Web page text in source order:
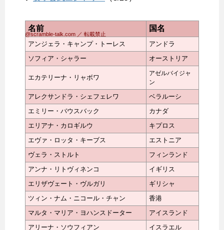
@scramble-talk.com ／ 転載禁止
名前 国名
アンジェラ・キャンプ・トーレス
アンドラ
ソフィア・シャラー
オーストリア
エカテリーナ・リャボワ
アゼルバイジャ
ン
アレクサンドラ・シェフェレワ
ベラルーシ
エミリー・バウスバック
カナダ
エリアナ・カロギルウ
キプロス
エヴァ・ロッタ・キーブス
エストニア
ヴェラ・ストルト
フィンランド
アンナ・リトヴィネンコ
イギリス
エリザヴェート・ヴルガリ
ギリシャ
ツィン・ナム・ニコール・チャン
香港
マルタ・マリア・ヨハンスドーター
アイスランド
アリーナ・ソウフィアン
イスラエル